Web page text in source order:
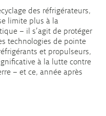
des réfrigérateurs,
limite plus à la
– il s’agit de protéger
technologies de pointe
et propulseurs,
à la lutte contre
– et ce, année après